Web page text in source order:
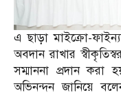
এ ছাড়া মাইক্রো-
অবদান রাখার
সম্মাননা প্রদান করা
অভিনন্দন জানিয়ে